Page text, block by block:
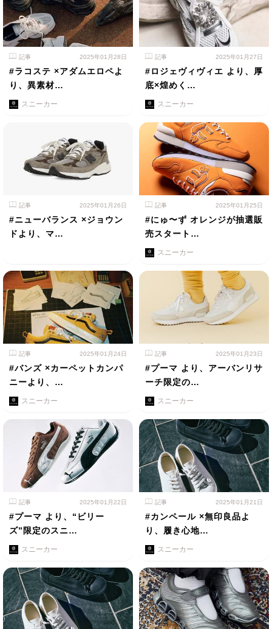
記事 2025年01月28日
#ラコステ ×アダムエロペよ
り、異素材…
スニーカー
記事 2025年01月27日
#ロジェヴィヴィエ より、厚
底×煌めく…
スニーカー
記事 2025年01月26日
#ニューバランス ×ジョウン
ドより、マ…
記事 2025年01月25日
#にゅ〜ず オレンジが抽選販
売スタート…
スニーカー
記事 2025年01月24日
#バンズ ×カーペットカンパ
ニーより、…
スニーカー
記事 2025年01月23日
#プーマ より、アーバンリサ
ーチ限定の…
スニーカー
記事 2025年01月22日
#プーマ より、“ビリー
ズ”限定のスニ…
スニーカー
記事 2025年01月21日
#カンペール ×無印良品よ
り、履き心地…
スニーカー